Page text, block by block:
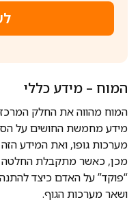
המוח – מידע כללי
המוח מהווה את החלק
מידע מחמשת החושים על
מערכות גופו, ואת המידע
מכן, כאשר מתקבלת החלטה
“פוקד” על האדם כיצד
ושאר מערכות הגוף.